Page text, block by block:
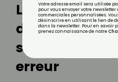
Les émotions
durent que 90
sauf si vous
erreur
Votre adresse email sera utilisée
pour vous envoyer votre
commerciales personnalisées.
désinscrire en utilisant le lien de
dans la newsletter. Pour en savoir
prenez connaissance de notre